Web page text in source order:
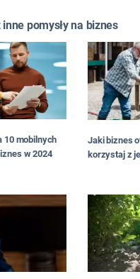
pomysły na biznes
10 mobilnych
w 2024
Jaki biznes
korzystaj z